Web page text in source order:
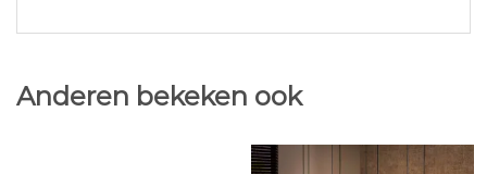
Anderen bekeken ook